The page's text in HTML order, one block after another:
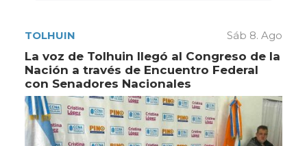
TOLHUIN Sáb 8. Ago
La voz de Tolhuin llegó al Congreso de la
Nación a través de Encuentro Federal
con Senadores Nacionales